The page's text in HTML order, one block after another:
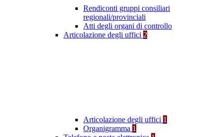
Rendiconti gruppi consiliari
regionali/provinciali
Atti degli organi di controllo
Articolazione degli uffici 2
Articolazione degli uffici 1
Organigramma 1